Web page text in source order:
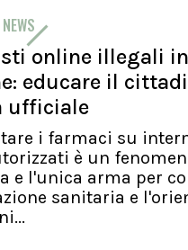
online illegali
educare il
ufficiale
i farmaci su
è un
e l'unica arma per
sanitaria e